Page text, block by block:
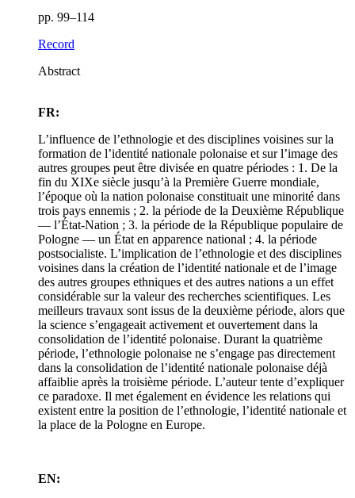
pp. 99–114
Record
Abstract
FR:
L’influence de l’ethnologie et des disciplines voisines sur la
formation de l’identité nationale polonaise et sur l’image des
autres groupes peut être divisée en quatre périodes : 1. De la
fin du XIXe siècle jusqu’à la Première Guerre mondiale,
l’époque où la nation polonaise constituait une minorité dans
trois pays ennemis ; 2. la période de la Deuxième République
— l’État-Nation ; 3. la période de la République populaire de
Pologne — un État en apparence national ; 4. la période
postsocialiste. L’implication de l’ethnologie et des disciplines
voisines dans la création de l’identité nationale et de l’image
des autres groupes ethniques et des autres nations a un effet
considérable sur la valeur des recherches scientifiques. Les
meilleurs travaux sont issus de la deuxième période, alors que
la science s’engageait activement et ouvertement dans la
consolidation de l’identité polonaise. Durant la quatrième
période, l’ethnologie polonaise ne s’engage pas directement
dans la consolidation de l’identité nationale polonaise déjà
affaiblie après la troisième période. L’auteur tente d’expliquer
ce paradoxe. Il met également en évidence les relations qui
existent entre la position de l’ethnologie, l’identité nationale et
la place de la Pologne en Europe.
EN: